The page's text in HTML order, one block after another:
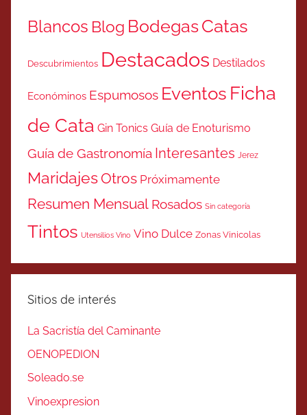
Blancos Blog BodegasCatas
Descubrimientos Destacados Destilados
Económinos Espumosos Eventos Ficha
de Cata Gin Tonics Guía de Enoturismo
Guía de Gastronomía Interesantes Jerez
MaridajesOtros Próximamente
Resumen Mensual Rosados Sin categoría
Tintos Utensilios Vino Vino Dulce Zonas Vinicolas
Sitios de interés
La Sacristía del Caminante
OENOPEDION
Soleado.se
Vinoexpresion